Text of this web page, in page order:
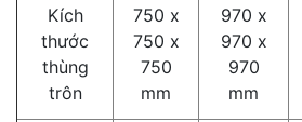
Kích
thước
thùng
trôn
750 x
750 x
750
mm
970 x
970 x
970
mm